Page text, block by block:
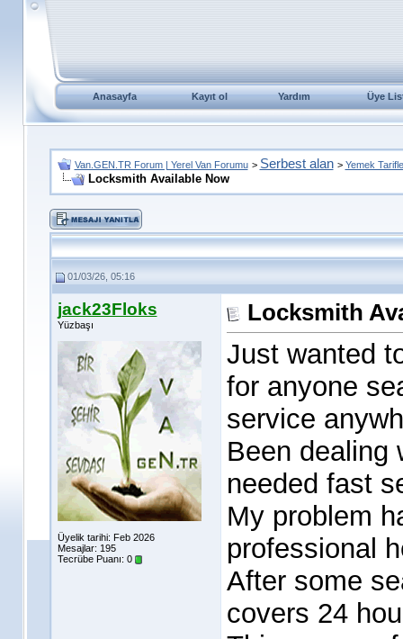
Anasayfa Kayıt ol Yardım Üye
Van.GEN.TR Forum | Yerel Van Forumu > Serbest alan > Yemek
Locksmith Available Now
01/03/26, 05:16
jack23Floks
Yüzbaşı
Üyelik tarihi: Feb 2026
Mesajlar: 195
Tecrübe Puanı: 0
Locksmith
Just wanted
for anyone
service
Been dealing
needed fast
My problem
professional
After some
covers 24